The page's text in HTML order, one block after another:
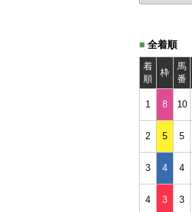
■ 全着順
着
順
枠
馬
番
1 8 10
2 5 5
3 4 4
4 3 3